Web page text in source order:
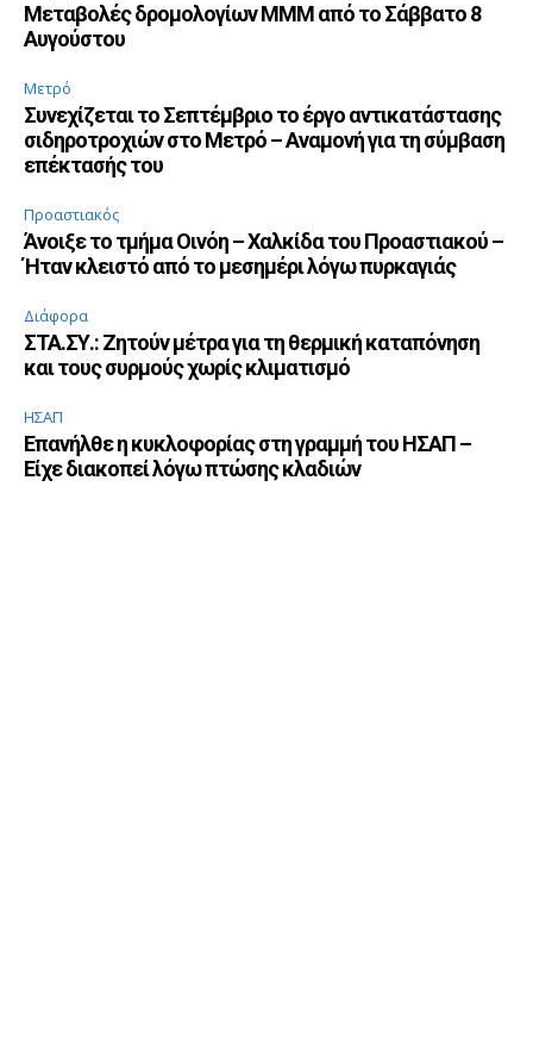
Μεταβολές δρομολογίων ΜΜΜ από το Σάββατο 8
Αυγούστου
Μετρό
Συνεχίζεται το Σεπτέμβριο το έργο αντικατάστασης
σιδηροτροχιών στο Μετρό – Αναμονή για τη σύμβαση
επέκτασής του
Προαστιακός
Άνοιξε το τμήμα Οινόη – Χαλκίδα του Προαστιακού –
Ήταν κλειστό από το μεσημέρι λόγω πυρκαγιάς
Διάφορα
ΣΤΑ.ΣΥ.: Ζητούν μέτρα για τη θερμική καταπόνηση
και τους συρμούς χωρίς κλιματισμό
ΗΣΑΠ
Επανήλθε η κυκλοφορίας στη γραμμή του ΗΣΑΠ –
Είχε διακοπεί λόγω πτώσης κλαδιών